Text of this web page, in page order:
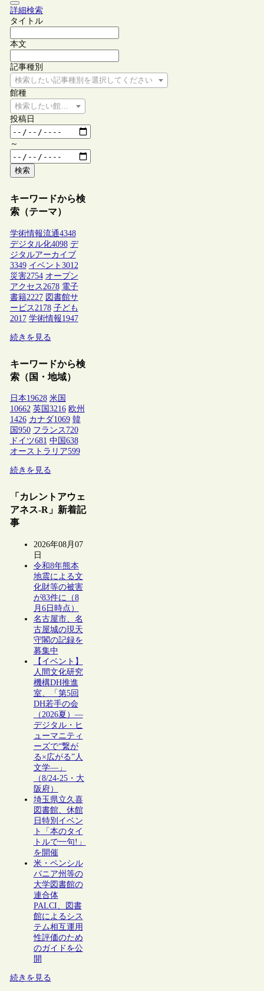
詳細検索
タイトル
本文
記事種別
検索したい記事種別を選択してください
館種
検索したい館種を選択してください
投稿日
～
検索
キーワードから検
索（テーマ）
学術情報流通4348
デジタル化4098 デ
ジタルアーカイブ
3349 イベント 3012
災害2754 オープン
アクセス 2678 電子
書籍2227 図書館サ
ービス 2178 子ども
2017 学術情報1947
続きを見る
キーワードから検
索（国・地域）
日本19628 米国
10662 英国 3216 欧州
1426 カナダ1069 韓
国 950 フランス 720
ドイツ681 中国 638
オーストラリア599
続きを見る
「カレントアウェ
アネス-R」新着記
事
2026年08月07
日
令和8年熊本
地震による文
化財等の被害
が83件に（8
月6日時点）
名古屋市、名
古屋城の現天
守閣の記録を
募集中
【イベント】
人間文化研究
機構DH推進
室、「第5回
DH若手の会
（2026夏）―
デジタル・ヒ
ューマニティ
ーズで“繋が
る×広がる”人
文学―」
（8/24-25・大
阪府）
埼玉県立久喜
図書館、休館
日特別イベン
ト「本のタイ
トルで一句!」
を開催
米・ペンシル
バニア州等の
大学図書館の
連合体
PALCI、図書
館によるシス
テム相互運用
性評価のため
のガイドを公
開
続きを見る